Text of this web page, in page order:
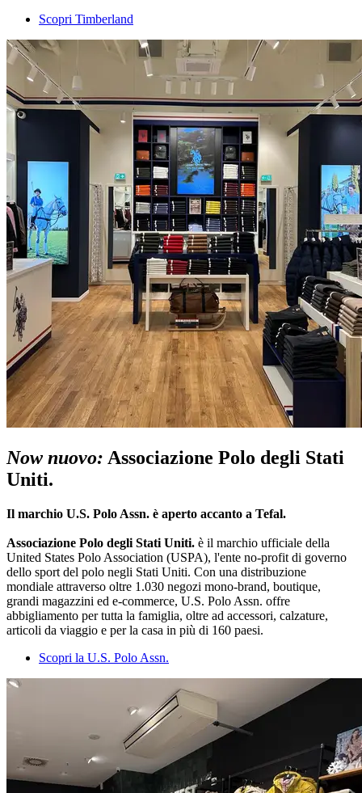
Scopri Timberland
Now nuovo: Associazione Polo degli Stati
Uniti.
Il marchio U.S. Polo Assn. è aperto accanto a Tefal.
Associazione Polo degli Stati Uniti. è il marchio ufficiale della
United States Polo Association (USPA), l'ente no-profit di governo
dello sport del polo negli Stati Uniti. Con una distribuzione
mondiale attraverso oltre 1.030 negozi mono-brand, boutique,
grandi magazzini ed e-commerce, U.S. Polo Assn. offre
abbigliamento per tutta la famiglia, oltre ad accessori, calzature,
articoli da viaggio e per la casa in più di 160 paesi.
Scopri la U.S. Polo Assn.